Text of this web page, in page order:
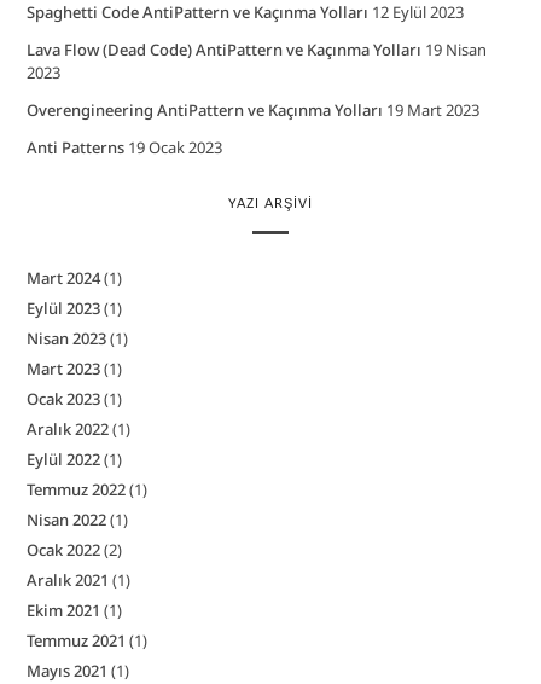
Spaghetti Code AntiPattern ve Kaçınma Yolları 12 Eylül 2023
Lava Flow (Dead Code) AntiPattern ve Kaçınma Yolları 19 Nisan
2023
Overengineering AntiPattern ve Kaçınma Yolları 19 Mart 2023
Anti Patterns 19 Ocak 2023
YAZI ARŞIVI
Mart 2024(1)
Eylül 2023(1)
Nisan 2023(1)
Mart 2023(1)
Ocak 2023(1)
Aralık 2022(1)
Eylül 2022(1)
Temmuz 2022(1)
Nisan 2022(1)
Ocak 2022(2)
Aralık 2021 (1)
Ekim 2021 (1)
Temmuz 2021 (1)
Mayıs 2021 (1)